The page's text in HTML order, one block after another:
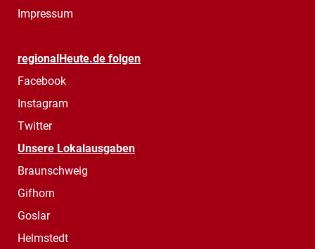
Impressum
regionalHeute.de folgen
Facebook
Instagram
Twitter
Unsere Lokalausgaben
Braunschweig
Gifhorn
Goslar
Helmstedt